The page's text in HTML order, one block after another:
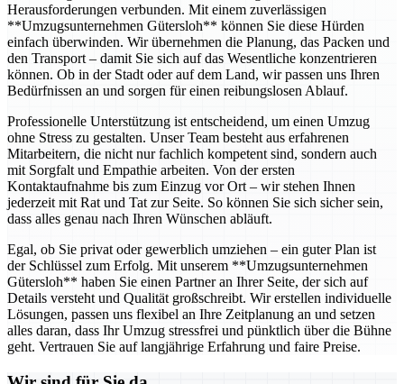
Herausforderungen verbunden. Mit einem zuverlässigen
**Umzugsunternehmen Gütersloh** können Sie diese Hürden
einfach überwinden. Wir übernehmen die Planung, das Packen und
den Transport – damit Sie sich auf das Wesentliche konzentrieren
können. Ob in der Stadt oder auf dem Land, wir passen uns Ihren
Bedürfnissen an und sorgen für einen reibungslosen Ablauf.
Professionelle Unterstützung ist entscheidend, um einen Umzug
ohne Stress zu gestalten. Unser Team besteht aus erfahrenen
Mitarbeitern, die nicht nur fachlich kompetent sind, sondern auch
mit Sorgfalt und Empathie arbeiten. Von der ersten
Kontaktaufnahme bis zum Einzug vor Ort – wir stehen Ihnen
jederzeit mit Rat und Tat zur Seite. So können Sie sich sicher sein,
dass alles genau nach Ihren Wünschen abläuft.
Egal, ob Sie privat oder gewerblich umziehen – ein guter Plan ist
der Schlüssel zum Erfolg. Mit unserem **Umzugsunternehmen
Gütersloh** haben Sie einen Partner an Ihrer Seite, der sich auf
Details versteht und Qualität großschreibt. Wir erstellen individuelle
Lösungen, passen uns flexibel an Ihre Zeitplanung an und setzen
alles daran, dass Ihr Umzug stressfrei und pünktlich über die Bühne
geht. Vertrauen Sie auf langjährige Erfahrung und faire Preise.